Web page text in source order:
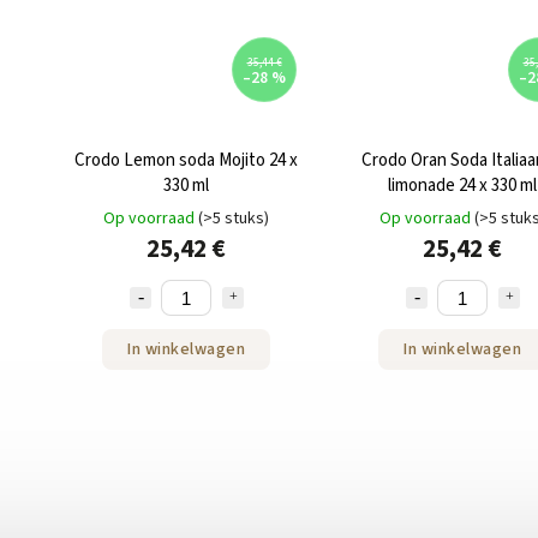
35,44 €
–28 %
Crodo Lemon soda Mojito 24 x
330 ml
Op voorraad (>5 stuks)
25,42 €
In winkelwagen
Crodo Oran Soda
limonade 24 x 330 ml
Op voorraad (>5
25,42 €
In winkelwagen